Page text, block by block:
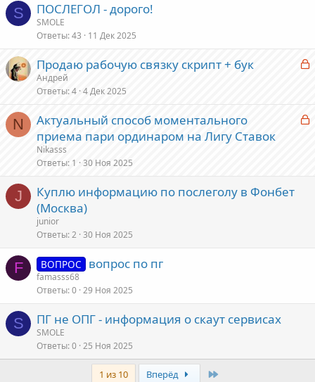
S ПОСЛЕГОЛ - дорого!
SMOLE
Ответы 43 11 Дек 2025
З
Продаю рабочую связку скрипт + бук
Андрей
Ответы 4 4 Дек 2025
N
З
Актуальный способ моментального
приема пари ординаром на Лигу Ставок
Nikasss
Ответы 1 30 Ноя 2025
J
Куплю информацию по послеголу в Фонбет
(Москва)
junior
Ответы 2 30 Ноя 2025
F ВОПРОС вопрос по пг
famasss68
Ответы 0 29 Ноя 2025
S ПГ не ОПГ - информация о скаут сервисах
SMOLE
Ответы 0 25 Ноя 2025
1 из 10 Вперёд